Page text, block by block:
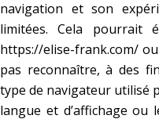
navigation et son
limitées. Cela pourrait
https://elise-frank.com/
pas reconnaître, à des
type de navigateur utilisé
langue et d’affichage ou